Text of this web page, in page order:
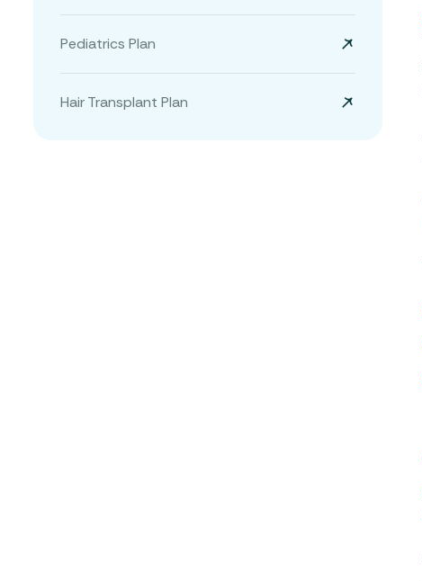
Pediatrics Plan
Hair Transplant Plan